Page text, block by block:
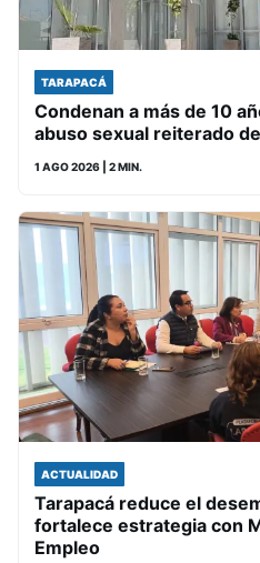
TARAPACÁ
Condenan a más de 10
abuso sexual reiterado
1 AGO 2026 | 2 MIN.
ACTUALIDAD
Tarapacá reduce el
fortalece estrategia con
Empleo